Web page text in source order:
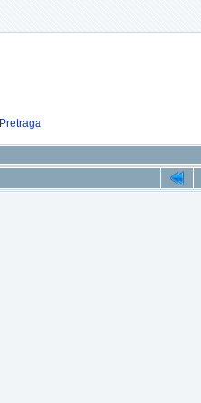
Pretraga